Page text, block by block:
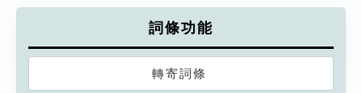
詞條功能
轉寄詞條